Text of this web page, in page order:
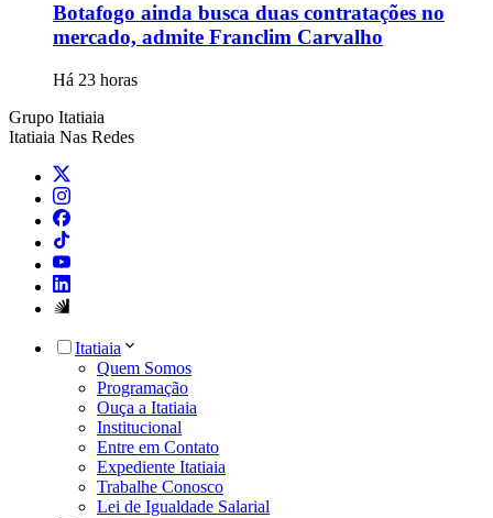
Botafogo ainda busca duas contratações no
mercado, admite Franclim Carvalho
Há 23 horas
Grupo Itatiaia
Itatiaia Nas Redes
Itatiaia
Quem Somos
Programação
Ouça a Itatiaia
Institucional
Entre em Contato
Expediente Itatiaia
Trabalhe Conosco
Lei de Igualdade Salarial